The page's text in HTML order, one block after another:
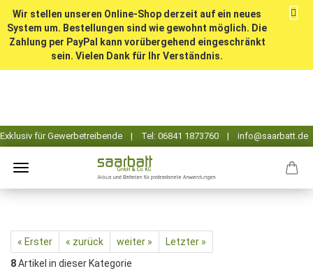
Wir stellen unseren Online-Shop derzeit auf ein neues
System um. Bestellungen sind wie gewohnt möglich. Die
Zahlung per PayPal kann vorübergehend eingeschränkt
sein. Vielen Dank für Ihr Verständnis.
« Erster « zurück weiter »
Letzter »
8Artikel in dieser Kategorie